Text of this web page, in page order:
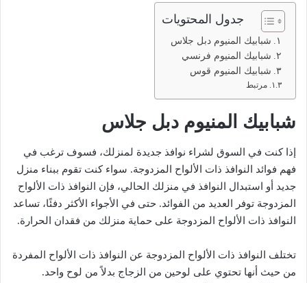
جدول المحتويات
شبابيك المنيوم دبل جلاس
شبابيك المنيوم فرنسي
شبابيك المنيوم قوس
مرتبط
شبابيك المنيوم دبل جلاس
إذا كنت في السوق لشراء نوافذ جديدة لمنزلك، فسوف ترغب في
فهم فوائد النوافذ ذات الألواح المزدوجة. سواء كنت تقوم ببناء منزل
جديد أو استبدال النوافذ في منزلك الحالي، فإن النوافذ ذات الألواح
المزدوجة توفر العديد من الفوائد. حتى في الأجواء الأكثر دفئًا، تساعد
النوافذ ذات الألواح المزدوجة على حماية منزلك من فقدان الحرارة.
تختلف النوافذ ذات الألواح المزدوجة عن النوافذ ذات الألواح المفردة
من حيث أنها تحتوي على لوحين من الزجاج بدلاً من لوح واحد.